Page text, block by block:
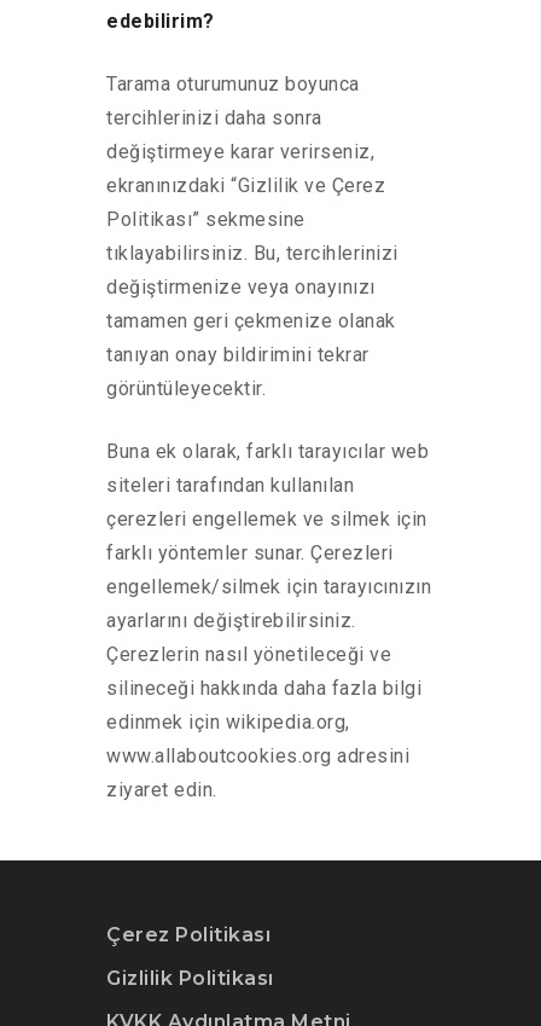
edebilirim?
Tarama oturumunuz boyunca
tercihlerinizi daha sonra
değiştirmeye karar verirseniz,
ekranınızdaki “Gizlilik ve Çerez
Politikası” sekmesine
tıklayabilirsiniz. Bu, tercihlerinizi
değiştirmenize veya onayınızı
tamamen geri çekmenize olanak
tanıyan onay bildirimini tekrar
görüntüleyecektir.
Buna ek olarak, farklı tarayıcılar web
siteleri tarafından kullanılan
çerezleri engellemek ve silmek için
farklı yöntemler sunar. Çerezleri
engellemek/silmek için tarayıcınızın
ayarlarını değiştirebilirsiniz.
Çerezlerin nasıl yönetileceği ve
silineceği hakkında daha fazla bilgi
edinmek için wikipedia.org,
www.allaboutcookies.org adresini
ziyaret edin.
Çerez Politikası
Gizlilik Politikası